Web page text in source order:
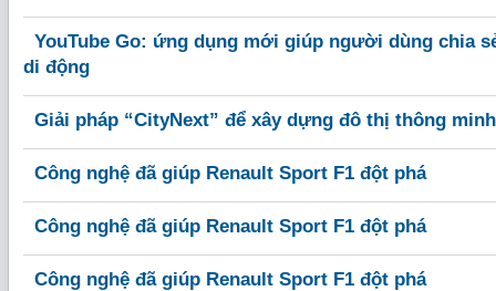
YouTube Go: ứng dụng mới giúp người dùng chia
di động
Giải pháp “CityNext” để xây dựng đô thị thông
Công nghệ đã giúp Renault Sport F1 đột phá
Công nghệ đã giúp Renault Sport F1 đột phá
Công nghệ đã giúp Renault Sport F1 đột phá